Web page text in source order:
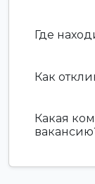
Где
Как
Какая